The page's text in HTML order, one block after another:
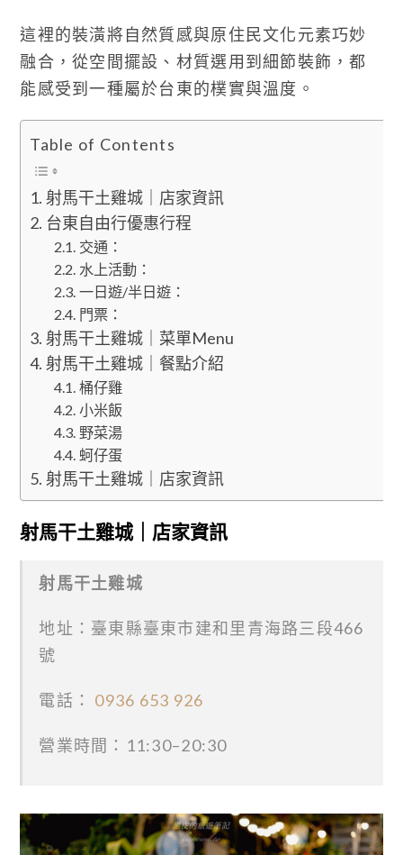
這裡的裝潢將自然質感與原住民文化元素巧妙
融合，從空間擺設、材質選用到細節裝飾，都
能感受到一種屬於台東的樸實與溫度。
Table of Contents
射馬干土雞城｜店家資訊
台東自由行優惠行程
交通：
水上活動：
一日遊/半日遊：
門票：
射馬干土雞城｜菜單Menu
射馬干土雞城｜餐點介紹
桶仔雞
小米飯
野菜湯
蚵仔蛋
射馬干土雞城｜店家資訊
射馬干土雞城｜店家資訊
射馬干土雞城
地址：臺東縣臺東市建和里青海路三段466
號
電話： 0936 653 926
營業時間：11:30–20:30